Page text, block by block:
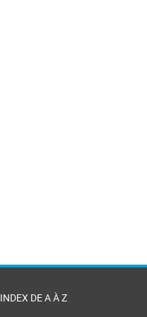
INDEX DE A À Z